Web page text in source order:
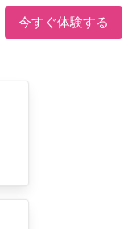
今すぐ体験する